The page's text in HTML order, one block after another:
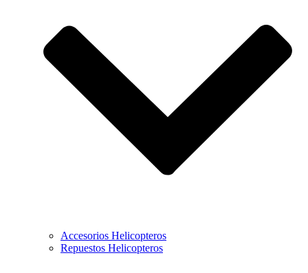
Accesorios Helicopteros
Repuestos Helicopteros